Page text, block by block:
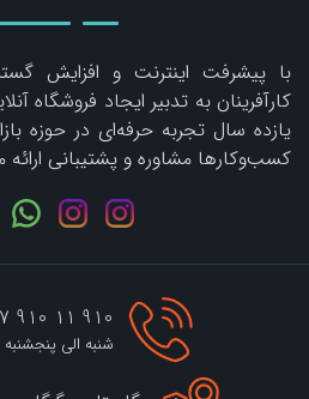
با پیشرفت اینترنت و افزایش
کارآفرینان به تدبیر ایجاد فروشگاه
یازده سال تجربه حرفه‌ای در حوزه
کسب‌وکارها مشاوره و پشتیبانی
910 11 910 017
شنبه الی پنجشنبه 8 صبح الی 16 عصر